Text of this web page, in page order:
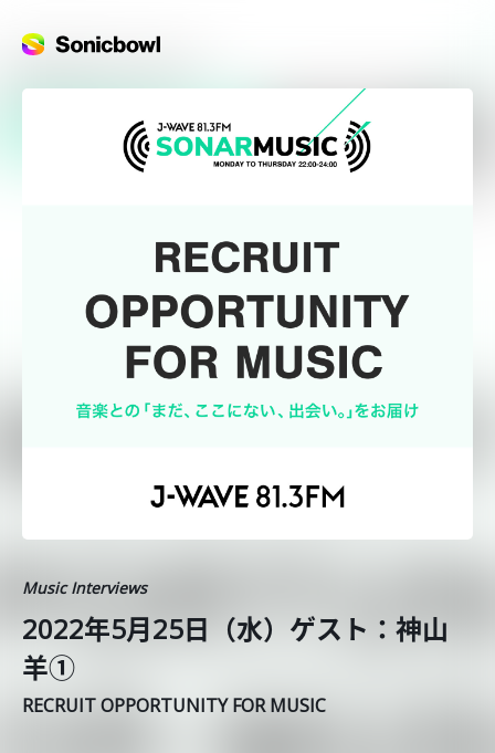
Music Interviews
2022年5月25日（水）ゲスト：神山
羊①
RECRUIT OPPORTUNITY FOR MUSIC